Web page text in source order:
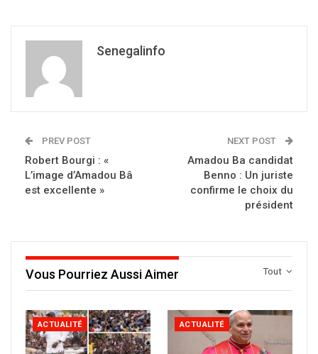
Senegalinfo
PREV POST
Robert Bourgi : «
L’image d’Amadou Bâ
est excellente »
NEXT POST
Amadou Ba candidat
Benno : Un juriste
confirme le choix du
président
Tout
Vous Pourriez Aussi Aimer
ACTUALITÉ ACTUALITÉ